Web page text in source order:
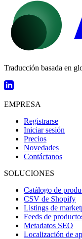
Traducción basada en
EMPRESA
Registrarse
Iniciar sesión
Precios
Novedades
Contáctanos
SOLUCIONES
Catálogo de
CSV de Shopify
Listings de
Feeds de
Metadatos SEO
Localización de